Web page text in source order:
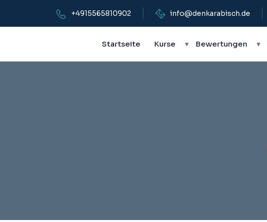
+4915565810902 info@denkarabisch.de
Startseite Kurse ▾ Bewertungen ▾